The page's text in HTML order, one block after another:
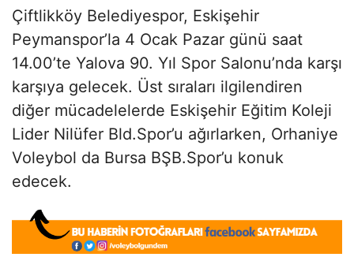
Çiftlikköy Belediyespor, Eskişehir
Peymanspor’la 4 Ocak Pazar günü saat
14.00’te Yalova 90. Yıl Spor Salonu’nda karşı
karşıya gelecek. Üst sıraları ilgilendiren
diğer mücadelelerde Eskişehir Eğitim Koleji
Lider Nilüfer Bld.Spor’u ağırlarken, Orhaniye
Voleybol da Bursa BŞB.Spor’u konuk
edecek.